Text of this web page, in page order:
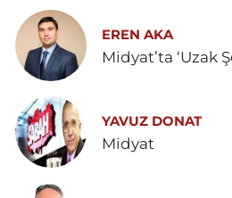
EREN AKA
Midyat’ta ‘Uzak
YAVUZ DONAT
Midyat